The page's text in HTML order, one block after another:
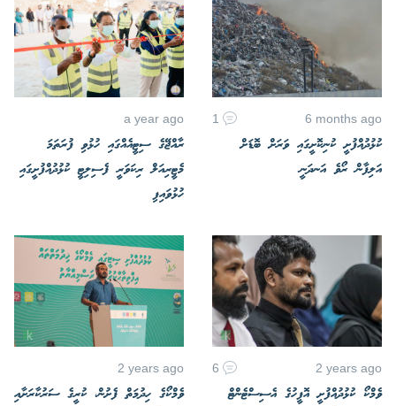
6 months ago
1
ކުޅުދުއްފުށީ ކުނިކޮށީގައި ވަރަށް ބޮޑަށް
އަލިފާން ރޯވެ އަނދަނީ
a year ago
ރާއްޖޭގެ ސިޓީއެއްގައި ހުޅުވި ފުރަތަމަ
މެޓީރިއަލް ރިކަވަރީ ފެސިލިޓީ ކުޅުދުއްފުށީގައި
ހުޅުވައިފި
2 years ago
6
ވެމްކޯ ކުޅުދުއްފުށީ އޮފީހުގެ އެސިސްޓެންޓް
2 years ago
ވެމްކޯގެ ހިދުމަތް ފެށުން، ކުރީގެ ސަރުކާރަށާއި